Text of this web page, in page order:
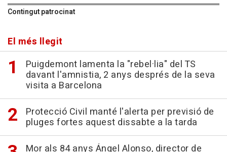
Contingut patrocinat
El més llegit
Puigdemont lamenta la "rebel·lia" del TS
davant l'amnistia, 2 anys després de la seva
visita a Barcelona
Protecció Civil manté l'alerta per previsió de
pluges fortes aquest dissabte a la tarda
Mor als 84 anys Ángel Alonso, director de